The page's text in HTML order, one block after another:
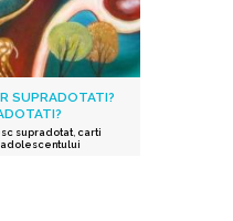
SUPRADOTATI?
supradotat, carti